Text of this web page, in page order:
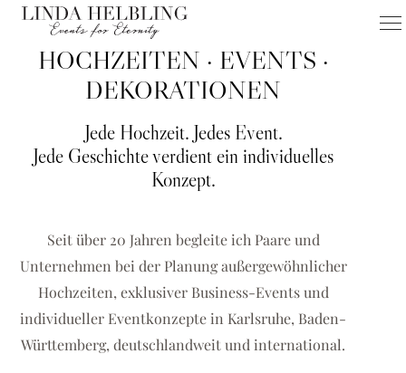
FÜR KARLSRUHE & UMGEBUNG
HOCHZEITEN
EVENTS
DEKORATIONEN
Hochzeitsplanerin Karlsruhe & Eventagentur für einzigartige
HOCHZEIT PLANEN
HOCHZEITEN · EVENTS ·
DEKORATIONEN
Jede Hochzeit. Jedes Event.
Jede Geschichte verdient ein individuelles
Konzept.
Seit über 20 Jahren begleite ich Paare und
Unternehmen bei der Planung außergewöhnlicher
Hochzeiten, exklusiver Business-Events und
individueller Eventkonzepte in Karlsruhe, Baden-
Württemberg, deutschlandweit und international.